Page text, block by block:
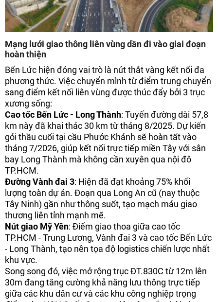
Mạng lưới giao thông liên vùng dần đi vào giai đoạn
hoàn thiện
Bến Lức hiện đóng vai trò là nút thắt vàng kết nối đa
phương thức. Việc chuyển mình từ điểm trung chuyển
sang điểm kết nối liên vùng được thúc đẩy bởi 3 trục
xương sống:
Cao tốc Bến Lức - Long Thành: Tuyến đường dài 57,8
km này đã khai thác 30 km từ tháng 8/2025. Dự kiến
gói thầu cuối tại cầu Phước Khánh sẽ hoàn tất vào
tháng 7/2026, giúp kết nối trực tiếp miền Tây với sân
bay Long Thành mà không cần xuyên qua nội đô
TP.HCM.
Đường Vành đai 3: Hiện đã đạt khoảng 75% khối
lượng toàn dự án. Đoạn qua Long An cũ (nay thuộc
Tây Ninh) gần như thông suốt, tạo mạch máu giao
thương liên tỉnh mạnh mẽ.
Nút giao Mỹ Yên: Điểm giao thoa giữa cao tốc
TP.HCM - Trung Lương, Vành đai 3 và cao tốc Bến Lức
- Long Thành, tạo nên tọa độ logistics chiến lược nhất
khu vực.
Song song đó, việc mở rộng trục ĐT.830C từ 12m lên
30m đang tăng cường khả năng lưu thông trực tiếp
giữa các khu dân cư và các khu công nghiệp trọng